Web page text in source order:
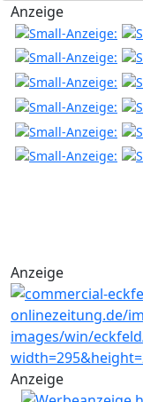
Anzeige
Anzeige
Anzeige